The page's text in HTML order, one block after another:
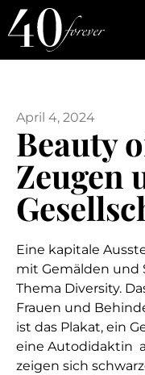
April 4, 2024
Beauty
Zeugen
Eine kapitale
mit Gemälden und
Thema Diversity.
Frauen und
ist das Plakat, ein
eine Autodidaktin
zeigen sich